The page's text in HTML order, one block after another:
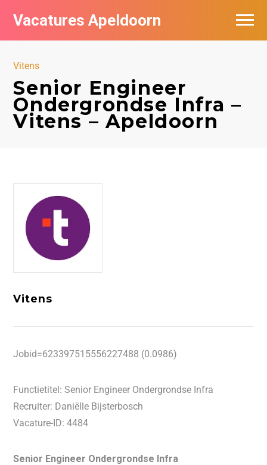
Vacatures Apeldoorn
Vitens
Senior Engineer
Ondergrondse Infra –
Vitens – Apeldoorn
Vitens
Jobid=623397515556227488 (0.0986)
Functietitel: Senior Engineer Ondergrondse Infra
Recruiter: Daniëlle Bijsterbosch
Vacature-ID: 4484
Senior Engineer Ondergrondse Infra
Vacatures per bedrijf
Nieuwsbrief feed